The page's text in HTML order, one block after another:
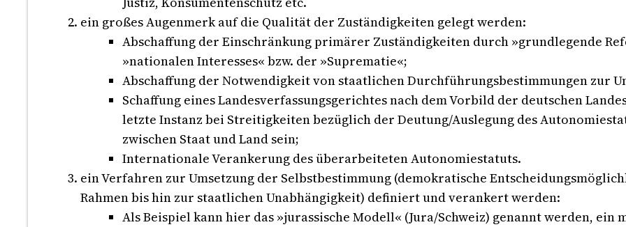
ein großes Augenmerk auf die Qualität der Zuständigkeiten gelegt werden:
Abschaffung der Einschränkung primärer Zuständigkeiten durch »grundlegende
»nationalen Interesses« bzw. der »Suprematie«;
Abschaffung der Notwendigkeit von staatlichen Durchführungsbestimmungen zur
Schaffung eines Landesverfassungsgerichtes nach dem Vorbild der deutschen
letzte Instanz bei Streitigkeiten bezüglich der Deutung/Auslegung des
zwischen Staat und Land sein;
Internationale Verankerung des überarbeiteten Autonomiestatuts.
ein Verfahren zur Umsetzung der Selbstbestimmung (demokratische
Rahmen bis hin zur staatlichen Unabhängigkeit) definiert und verankert werden:
Als Beispiel kann hier das »jurassische Modell« (Jura/Schweiz) genannt werden, ein